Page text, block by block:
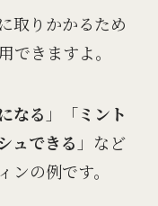
取りかかるため
できますよ。
なる 」「ミント
ュできる 」など
ンの例です。